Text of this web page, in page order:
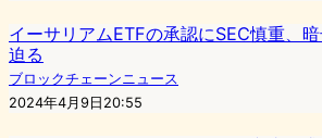
イーサリアムETFの承認にSEC慎重、
迫る
ブロックチェーンニュース
2024年4月9日20:55